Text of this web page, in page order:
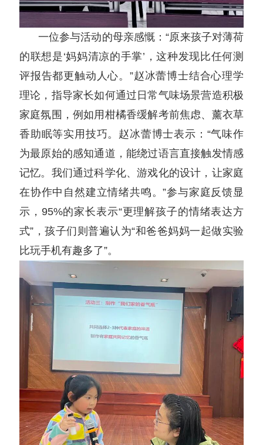
一位参与活动的母亲感慨：“原来孩子对薄荷
的联想是‘妈妈清凉的手掌’，这种发现比任何测
评报告都更触动人心。”赵冰蕾博士结合心理学
理论，指导家长如何通过日常气味场景营造积极
家庭氛围，例如用柑橘香缓解考前焦虑、薰衣草
香助眠等实用技巧。赵冰蕾博士表示：“气味作
为最原始的感知通道，能绕过语言直接触发情感
记忆。我们通过科学化、游戏化的设计，让家庭
在协作中自然建立情绪共鸣。”参与家庭反馈显
示，95%的家长表示“更理解孩子的情绪表达方
式”，孩子们则普遍认为“和爸爸妈妈一起做实验
比玩手机有趣多了”。